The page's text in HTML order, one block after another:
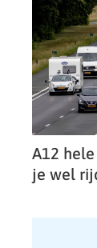
A12
je wel